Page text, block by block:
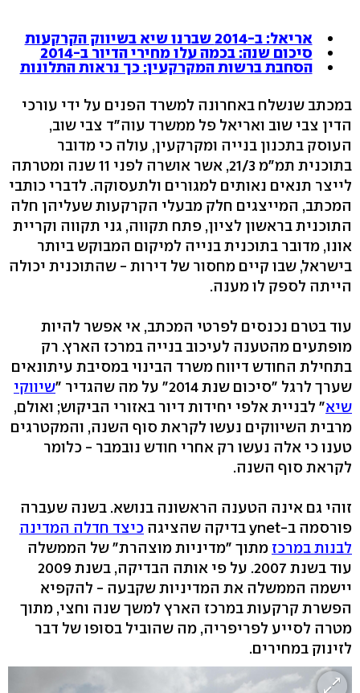
אריאל: ב-2014 שברנו שיא בשיווק הקרקעות
סיכום שנה: בכמה עלו מחירי הדיור ב-2014
הסחבת ברשות המקרקעין: כך נראות התלונות
במכתב שנשלח באחרונה למשרד הפנים על ידי עורכי
הדין צבי שוב ואריאל פל ממשרד עוה"ד צבי שוב,
העוסק בתכנון בנייה ומקרקעין, עולה כי מדובר
בתוכנית תמ"מ 21/3, אשר אושרה לפני 11 שנה ומטרתה
לייצר תנאים נאותים למגורים ולתעסוקה. לדברי כותבי
המכתב, המייצגים חלק מבעלי הקרקעות שעליהן חלה
התוכנית בראשון לציון, פתח תקווה, גני תקווה וקריית
אונו, מדובר בתוכנית בנייה למיקום המבוקש ביותר
בישראל, שבו קיים מחסור של דירות - שהתוכנית יכולה
הייתה לספק לו מענה.
עוד בטרם נכנסים לפרטי המכתב, אי אפשר להיות
מופתעים מהטענה לעיכוב בנייה במרכז הארץ. רק
בתחילת החודש דיווח משרד הבינוי במסיבת עיתונאים
שערך לרגל "סיכום שנת 2014" על מה שהגדיר "
שיווקי
שיא" לבניית אלפי יחידות דיור באזורי הביקוש; ואולם,
מרבית השיווקים נעשו לקראת סוף השנה, והמקטרגים
טענו כי אלה נעשו רק אחרי חודש נובמבר - כלומר
לקראת סוף השנה.
זוהי גם אינה הטענה הראשונה בנושא. בשנה שעברה
פורסמה ב-ynet בדיקה שהציגה
כיצד חדלה המדינה
לבנות במרכז מתוך "מדיניות מוצהרת" של הממשלה
עוד בשנת 2007. על פי אותה הבדיקה, בשנת 2009
יישמה הממשלה את המדיניות שקבעה - להקפיא
הפשרת קרקעות במרכז הארץ למשך שנה וחצי, מתוך
מטרה לסייע לפריפריה, מה שהוביל בסופו של דבר
לזינוק במחירים.